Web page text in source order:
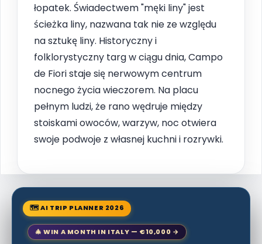
łopatek. Świadectwem "męki liny" jest
ścieżka liny, nazwana tak nie ze względu
na sztukę liny. Historyczny i
folklorystyczny targ w ciągu dnia, Campo
de Fiori staje się nerwowym centrum
nocnego życia wieczorem. Na placu
pełnym ludzi, że rano wędruje między
stoiskami owoców, warzyw, noc otwiera
swoje podwoje z własnej kuchni i rozrywki.
🗺 AI TRIP PLANNER 2026
🎄 WIN A MONTH IN ITALY — €10,000 →